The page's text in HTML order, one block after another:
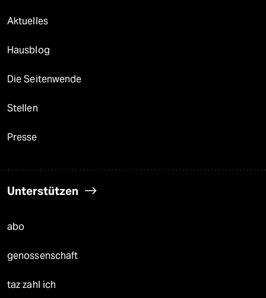
Aktuelles
Hausblog
Die Seitenwende
Stellen
Presse
Unterstützen
abo
genossenschaft
taz zahl ich